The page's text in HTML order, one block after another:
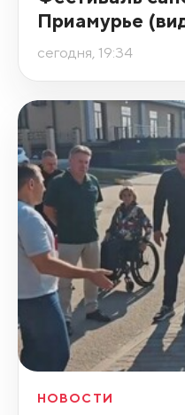
Приамурье
сегодня, 19:34
НОВОСТИ